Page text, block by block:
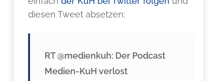
diesen Tweet absetzen:
RT @medienkuh: Der Podcast
Medien-KuH verlost